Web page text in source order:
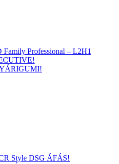
Professional – L2H1
Style DSG ÁFÁS!